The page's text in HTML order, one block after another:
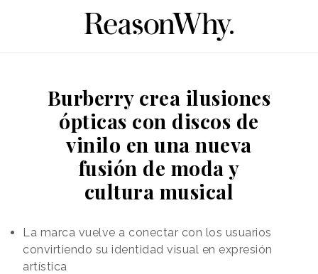
Burberry crea ilusiones
ópticas con discos de
vinilo en una nueva
fusión de moda y
cultura musical
La marca vuelve a conectar con los usuarios
convirtiendo su identidad visual en expresión
artística